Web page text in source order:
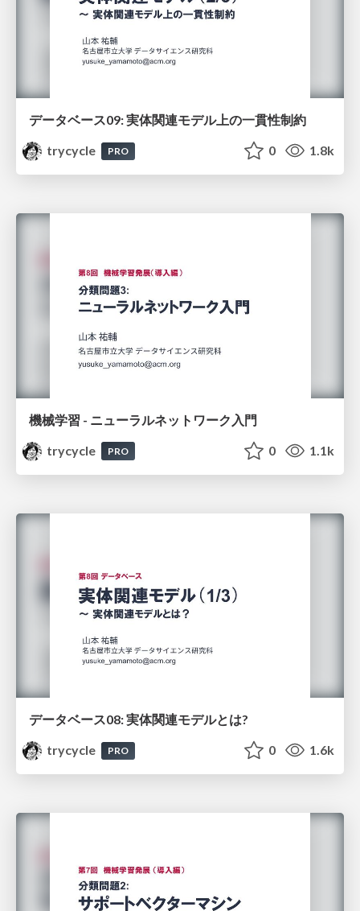
データベース09: 実体関連モデル上の一貫性制約
trycycle
PRO 0 1.8k
機械学習 - ニューラルネットワーク入門
trycycle
PRO 0 1.1k
データベース08: 実体関連モデルとは?
trycycle
PRO 0 1.6k